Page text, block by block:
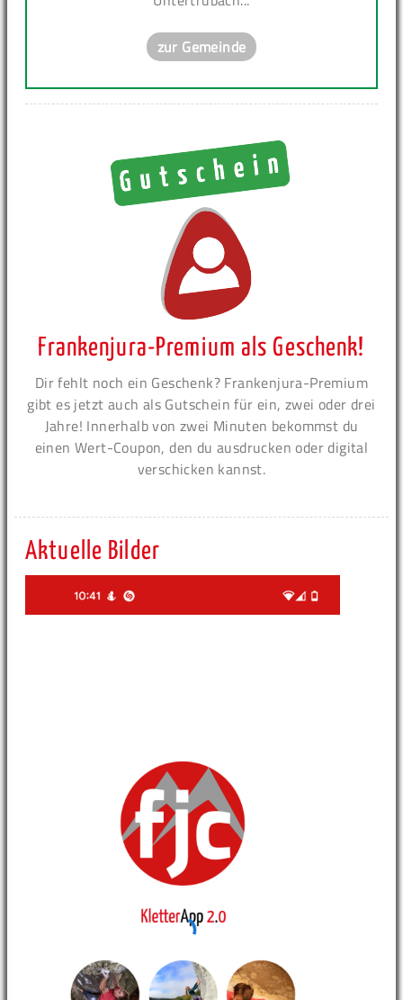
zur Gemeinde
Frankenjura-Premium als Geschenk!
Dir fehlt noch ein Geschenk? Frankenjura-Premium
gibt es jetzt auch als Gutschein für ein, zwei oder drei
Jahre! Innerhalb von zwei Minuten bekommst du
einen Wert-Coupon, den du ausdrucken oder digital
verschicken kannst.
Aktuelle Bilder